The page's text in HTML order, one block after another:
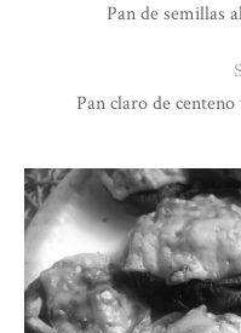
Pan de semillas
Pan claro de